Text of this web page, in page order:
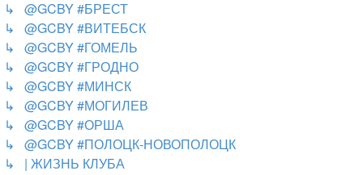
↳ @GCBY #БРЕСТ
↳ @GCBY #ВИТЕБСК
↳ @GCBY #ГОМЕЛЬ
↳ @GCBY #ГРОДНО
↳ @GCBY #МИНСК
↳ @GCBY #МОГИЛЕВ
↳ @GCBY #ОРША
↳ @GCBY #ПОЛОЦК-НОВОПОЛОЦК
↳ | ЖИЗНЬ КЛУБА